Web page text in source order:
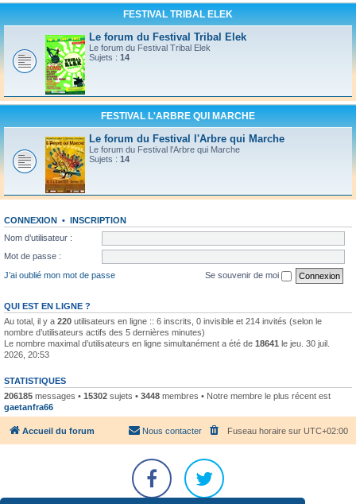
FESTIVAL TRIBAL ELEK
Le forum du Festival Tribal Elek
Le forum du Festival Tribal Elek
Sujets : 14
FESTIVAL L'ARBRE QUI MARCHE
Le forum du Festival l'Arbre qui Marche
Le forum du Festival l'Arbre qui Marche
Sujets : 14
CONNEXION • INSCRIPTION
Nom d’utilisateur :
Mot de passe :
J’ai oublié mon mot de passe
Se souvenir de moi
QUI EST EN LIGNE ?
Au total, il y a 220 utilisateurs en ligne :: 6 inscrits, 0 invisible et 214 invités (selon le
nombre d’utilisateurs actifs des 5 dernières minutes)
Le nombre maximal d’utilisateurs en ligne simultanément a été de 18641 le jeu. 30 juil.
2026, 20:53
STATISTIQUES
206185 messages • 15302 sujets • 3448 membres • Notre membre le plus récent est
gaetanfra66
Accueil du forum Fuseau horaire sur UTC+02:00
Nous contacter